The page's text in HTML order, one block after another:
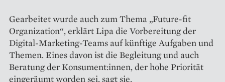
Gearbeitet wurde auch zum Thema „Future-fit
Organization“, erklärt Lipa die Vorbereitung der
Digital-Marketing-Teams auf künftige Aufgaben und
Themen. Eines davon ist die Begleitung und auch
Beratung der Konsument:innen, der hohe Priorität
eingeräumt worden sei, sagt sie.